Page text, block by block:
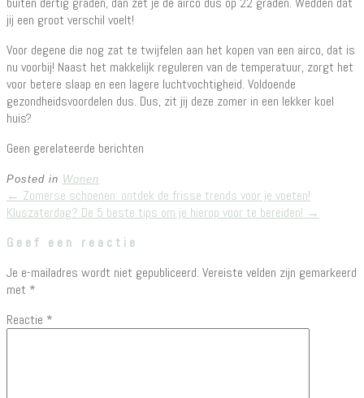
jij een groot verschil voelt!
Voor degene die nog zat te twijfelen aan het kopen van een airco, dat is
nu voorbij! Naast het makkelijk reguleren van de temperatuur, zorgt het
voor betere slaap en een lagere luchtvochtigheid. Voldoende
gezondheidsvoordelen dus. Dus, zit jij deze zomer in een lekker koel
huis?
Geen gerelateerde berichten
Posted in Wonen
Post
navigation
← Zomerse schoenen: ontdek de frisse trends voor je voeten!
Kluszaterdag? De 5 beste tips om je hierop voor te bereiden! →
Geef een reactie
Je e-mailadres wordt niet gepubliceerd. Vereiste velden zijn gemarkeerd
met *
Reactie *